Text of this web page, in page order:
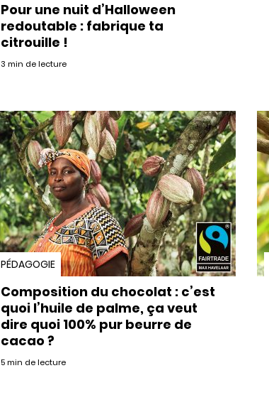
Pour une nuit d’Halloween
redoutable : fabrique ta
citrouille !
3 min de lecture
PÉDAGOGIE
Composition du chocolat : c’est
quoi l’huile de palme, ça veut
dire quoi 100% pur beurre de
cacao ?
5 min de lecture